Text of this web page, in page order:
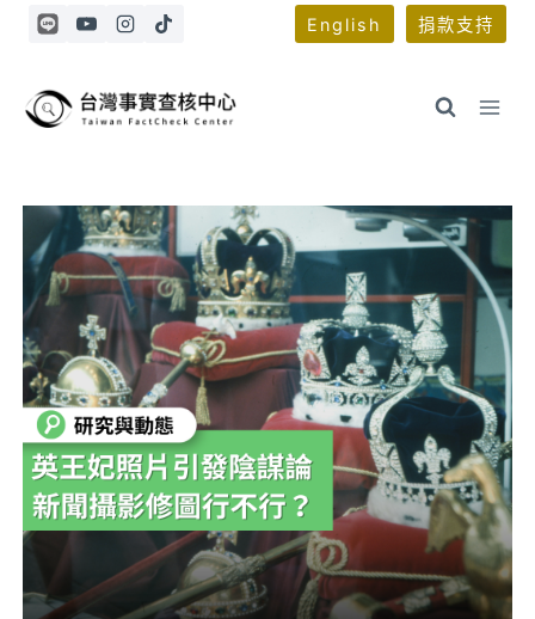
Skip
English 捐款支持